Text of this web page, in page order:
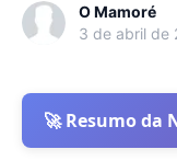
O Mamoré
3 de abril de
🚀 Resumo da